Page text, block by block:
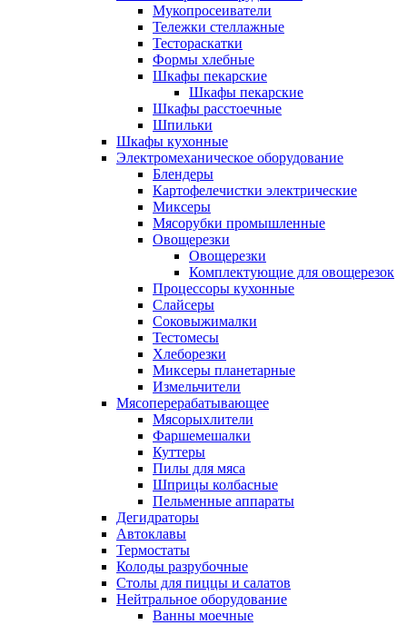
Мукопросеиватели
Тележки стеллажные
Тестораскатки
Формы хлебные
Шкафы пекарские
Шкафы пекарские
Шкафы расстоечные
Шпильки
Шкафы кухонные
Электромеханическое оборудование
Блендеры
Картофелечистки электрические
Миксеры
Мясорубки промышленные
Овощерезки
Овощерезки
Комплектующие для овощерезок
Процессоры кухонные
Слайсеры
Соковыжималки
Тестомесы
Хлеборезки
Миксеры планетарные
Измельчители
Мясоперерабатывающее
Мясорыхлители
Фаршемешалки
Куттеры
Пилы для мяса
Шприцы колбасные
Пельменные аппараты
Дегидраторы
Автоклавы
Термостаты
Колоды разрубочные
Столы для пиццы и салатов
Нейтральное оборудование
Ванны моечные